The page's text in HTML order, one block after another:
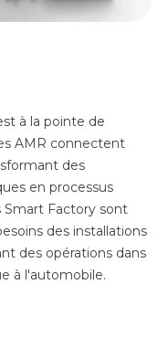
à la pointe de
AMR connectent
des
en processus
Smart Factory sont
des installations
des opérations dans
à l'automobile.